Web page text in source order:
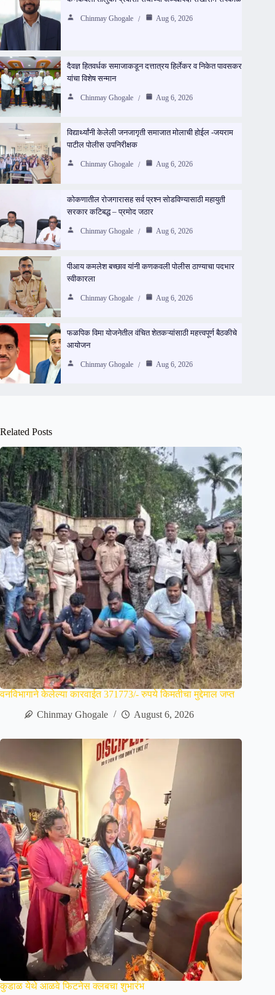
Chinmay Ghogale Aug 6, 2026
दैवज्ञ हितवर्धक समाजाकडून दत्तात्रय हिर्लेकर व निकेत पावसकर
यांचा विशेष सन्मान
Chinmay Ghogale Aug 6, 2026
विद्यार्थ्यांनी केलेली जनजागृती समाजात मोलाची होईल -जयराम
पाटील पोलीस उपनिरीक्षक
Chinmay Ghogale Aug 6, 2026
कोकणातील रोजगारासह सर्व प्रश्न सोडविण्यासाठी महायुती
सरकार कटिबद्ध – प्रमोद जठार
Chinmay Ghogale Aug 6, 2026
पीआय कमलेश बच्छाव यांनी कणकवली पोलीस ठाण्याचा पदभार
स्वीकारला
Chinmay Ghogale Aug 6, 2026
फळपिक विमा योजनेतील वंचित शेतकऱ्यांसाठी महत्त्वपूर्ण बैठकीचे
आयोजन
Chinmay Ghogale Aug 6, 2026
Related Posts
वनविभागाने केलेल्या कारवाईत 371773/- रुपये किमतीचा मुद्देमाल जप्त
Chinmay Ghogale
August 6, 2026
कुडाळ येथे आळवे फिटनेस क्लबचा शुभारंभ